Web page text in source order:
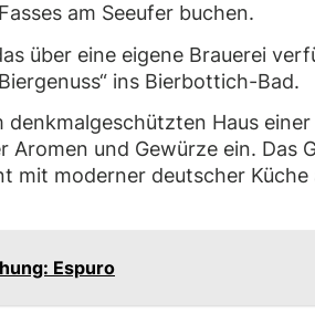
am Seeufer buchen.
über eine eigene Brauerei
ins Bierbottich-Bad.
Haus einer
Aromen und Gewürze ein. Das
mit moderner deutscher Küche
Espuro